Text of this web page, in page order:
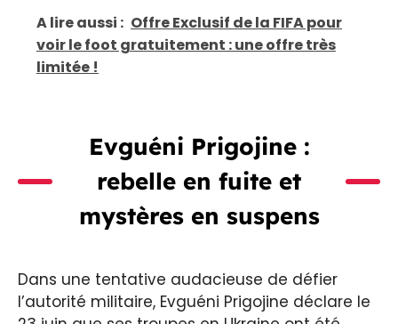
A lire aussi : Offre Exclusif de la FIFA pour
voir le foot gratuitement : une offre très
limitée !
Evguéni Prigojine :
rebelle en fuite et
mystères en suspens
Dans une tentative audacieuse de défier
l’autorité militaire, Evguéni Prigojine déclare le